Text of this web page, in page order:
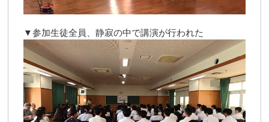
▼参加生徒全員、静寂の中で講演が行われた